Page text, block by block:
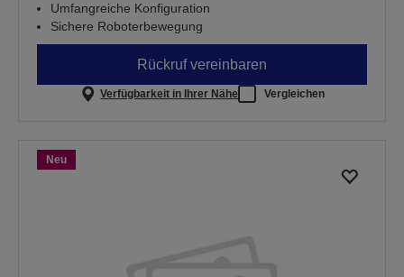
Umfangreiche Konfiguration
Sichere Roboterbewegung
Rückruf vereinbaren
Verfügbarkeit in Ihrer Nähe Vergleichen
Neu